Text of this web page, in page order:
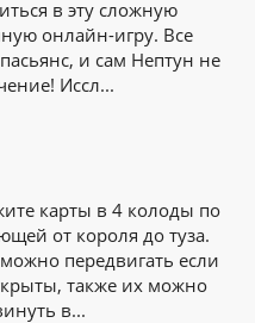
в эту сложную
онлайн-игру. Все
и сам Нептун не
Иссл...
карты в 4 колоды по
от короля до туза.
передвигать если
также их можно
в...